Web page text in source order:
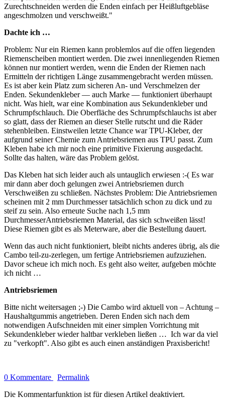
Zurechtschneiden werden die Enden einfach per Heißluftgebläse
angeschmolzen und verschweißt."
Dachte ich …
Problem: Nur ein Riemen kann problemlos auf die offen liegenden
Riemenscheiben montiert werden. Die zwei innenliegenden Riemen
können nur montiert werden, wenn die Enden der Riemen nach
Ermitteln der richtigen Länge zusammengebracht werden müssen.
Es ist aber kein Platz zum sicheren An- und Verschmelzen der
Enden. Sekundenkleber — auch Marke — funktioniert überhaupt
nicht. Was hielt, war eine Kombination aus Sekundenkleber und
Schrumpfschlauch. Die Oberfläche des Schrumpfschlauchs ist aber
so glatt, dass der Riemen an dieser Stelle rutscht und die Räder
stehenbleiben. Einstweilen letzte Chance war TPU-Kleber, der
aufgrund seiner Chemie zum Antriebsriemen aus TPU passt. Zum
Kleben habe ich mir noch eine primitive Fixierung ausgedacht.
Sollte das halten, wäre das Problem gelöst.
Das Kleben hat sich leider auch als untauglich erwiesen :-( Es war
mir dann aber doch gelungen zwei Antriebsriemen durch
Verschweißen zu schließen. Nächstes Problem: Die Antriebsriemen
scheinen mit 2 mm Durchmesser tatsächlich schon zu dick und zu
steif zu sein. Also erneute Suche nach 1,5 mm
DurchmesserAntriebsriemen Material, das sich schweißen lässt!
Diese Riemen gibt es als Meterware, aber die Bestellung dauert.
Wenn das auch nicht funktioniert, bleibt nichts anderes übrig, als die
Cambo teil-zu-zerlegen, um fertige Antriebsriemen aufzuziehen.
Davor scheue ich mich noch. Es geht also weiter, aufgeben möchte
ich nicht …
Antriebsriemen
Bitte nicht weitersagen ;-) Die Cambo wird aktuell von – Achtung –
Haushaltgummis angetrieben. Deren Enden sich nach dem
notwendigen Aufschneiden mit einer simplen Vorrichtung mit
Sekundenkleber wieder haltbar verkleben ließen … Ich war da viel
zu "verkopft". Also gibt es auch einen anständigen Praxisbericht!
0 Kommentare
Permalink
Die Kommentarfunktion ist für diesen Artikel deaktiviert.